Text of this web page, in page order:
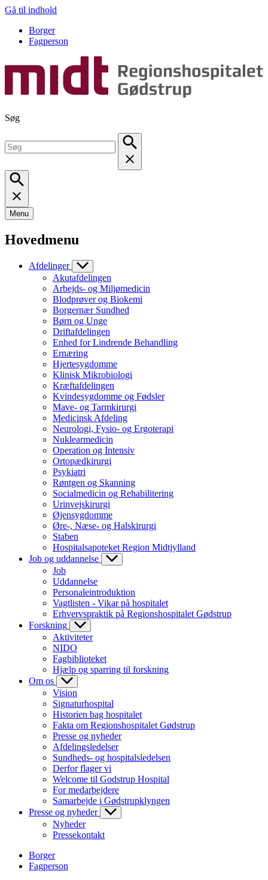
Gå til indhold
Borger
Fagperson
Søg
Menu
Hovedmenu
Afdelinger
Akutafdelingen
Arbejds- og Miljømedicin
Blodprøver og Biokemi
Borgernær Sundhed
Børn og Unge
Driftafdelingen
Enhed for Lindrende Behandling
Ernæring
Hjertesygdomme
Klinisk Mikrobiologi
Kræftafdelingen
Kvindesygdomme og Fødsler
Mave- og Tarmkirurgi
Medicinsk Afdeling
Neurologi, Fysio- og Ergoterapi
Nuklearmedicin
Operation og Intensiv
Ortopædkirurgi
Psykiatri
Røntgen og Skanning
Socialmedicin og Rehabilitering
Urinvejskirurgi
Øjensygdomme
Øre-, Næse- og Halskirurgi
Staben
Hospitalsapoteket Region Midtjylland
Job og uddannelse
Job
Uddannelse
Personaleintroduktion
Vagtlisten - Vikar på hospitalet
Erhvervspraktik på Regionshospitalet Gødstrup
Forskning
Aktiviteter
NIDO
Fagbiblioteket
Hjælp og sparring til forskning
Om os
Vision
Signaturhospital
Historien bag hospitalet
Fakta om Regionshospitalet Gødstrup
Presse og nyheder
Afdelingsledelser
Sundheds- og hospitalsledelsen
Derfor flager vi
Welcome til Godstrup Hospital
For medarbejdere
Samarbejde i Gødstrupklyngen
Presse og nyheder
Nyheder
Pressekontakt
Borger
Fagperson